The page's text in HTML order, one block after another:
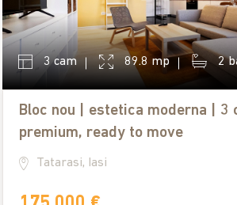
3 cam 89.8 mp 2
Bloc nou | estetica moderna | 3
premium, ready to move
Tatarasi, Iasi